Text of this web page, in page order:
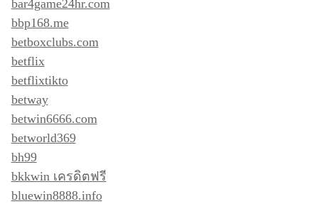
bar4game24hr.com
bbp168.me
betboxclubs.com
betflix
betflixtikto
betway
betwin6666.com
betworld369
bh99
bkkwin เครดิตฟรี
bluewin8888.info